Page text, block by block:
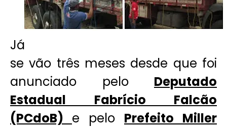
Já
se vão três meses desde que foi
anunciado pelo Deputado
Estadual Fabrício Falcão
(PCdoB) e pelo Prefeito Miller